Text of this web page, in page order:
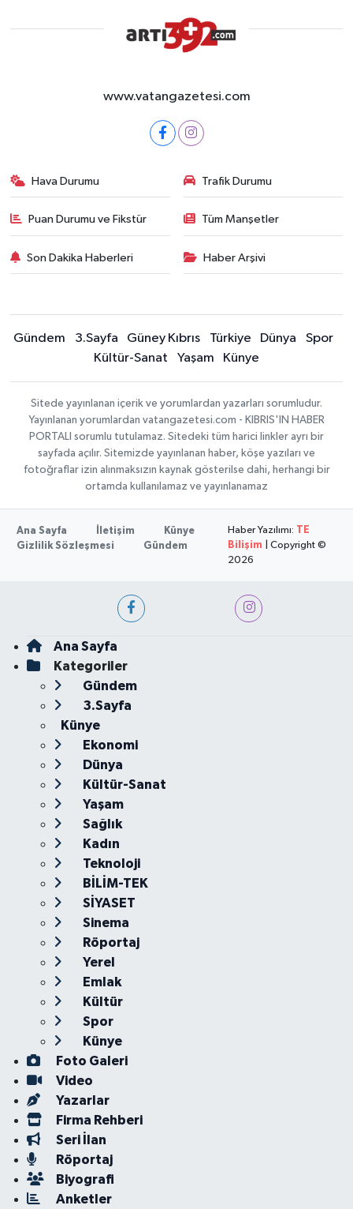
www.vatangazetesi.com
Hava Durumu Trafik Durumu
Puan Durumu ve Fikstür Tüm Manşetler
Son Dakika Haberleri Haber Arşivi
Gündem 3.Sayfa Güney Kıbrıs Türkiye Dünya
Spor
Kültür-Sanat
Yaşam Künye
Sitede yayınlanan içerik ve yorumlardan yazarları sorumludur.
Yayınlanan yorumlardan vatangazetesi.com - KIBRIS'IN HABER
PORTALI sorumlu tutulamaz. Sitedeki tüm harici linkler ayrı bir
sayfada açılır. Sitemizde yayınlanan haber, köşe yazıları ve
fotoğraflar izin alınmaksızın kaynak gösterilse dahi, herhangi bir
ortamda kullanılamaz ve yayınlanamaz
Ana Sayfa İletişim
Künye
Gizlilik Sözleşmesi
Gündem
Haber Yazılımı: TE
Bilişim | Copyright ©
2026
Ana Sayfa
Kategoriler
Gündem
3.Sayfa
Künye
Ekonomi
Dünya
Kültür-Sanat
Yaşam
Sağlık
Kadın
Teknoloji
BİLİM-TEK
SİYASET
Sinema
Röportaj
Yerel
Emlak
Kültür
Spor
Künye
Foto Galeri
Video
Yazarlar
Firma Rehberi
Seri İlan
Röportaj
Biyografi
Anketler